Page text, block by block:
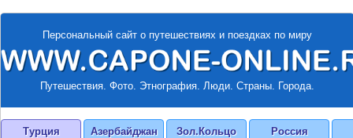
Персональный сайт о путешествиях и поездках по миру
Путешествия. Фото. Этнография. Люди. Страны. Города.
Турция Азербайджан Зол.Кольцо Россия